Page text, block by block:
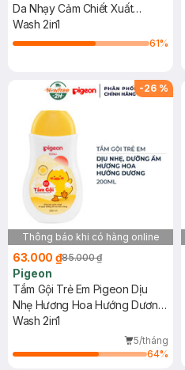
Da Nhạy Cảm Chiết Xuất
Sakura 700ml
Wash 2in1
61%
-26 %
Thông báo khi có hàng online
63.000 ₫85.000 ₫
Pigeon
Tắm Gội Trẻ Em Pigeon Dịu
Nhẹ Hương Hoa Hướng Dương
200ml
Wash 2in1
5/tháng
64%